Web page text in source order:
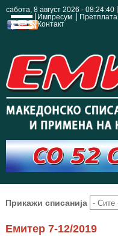
сабота, 8 август 2026 - 08:24:40
Импресум
Претплата
Контакт
Прикажи списанија
Емитер 7-12/2019